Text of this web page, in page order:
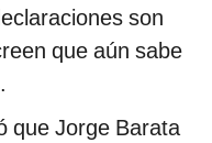
son
que aún sabe
que Jorge Barata